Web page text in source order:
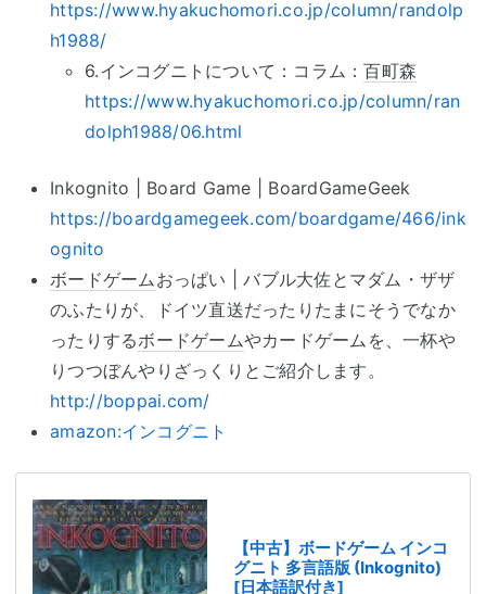
https://www.hyakuchomori.co.jp/column/randolp
h1988/
6.インコグニトについて：コラム：百町森
https://www.hyakuchomori.co.jp/column/ran
dolph1988/06.html
Inkognito | Board Game | BoardGameGeek
https://boardgamegeek.com/boardgame/466/ink
ognito
ボードゲームおっぱい | バブル大佐とマダム・ザザ
のふたりが、ドイツ直送だったりたまにそうでなか
ったりするボードゲームやカードゲームを、一杯や
りつつぼんやりざっくりとご紹介します。
http://boppai.com/
amazon:インコグニト
【中古】ボードゲーム インコ
グニト 多言語版 (Inkognito)
[日本語訳付き]